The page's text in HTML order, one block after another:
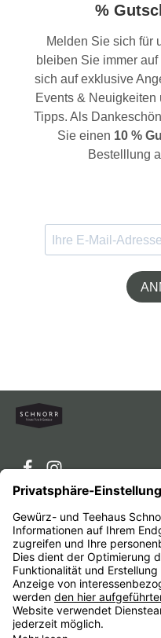
%
Melden Sie sich für
bleiben Sie immer
sich auf exklusive
Events &
Tipps. Als
Sie einen 10 %
Bestelllung
Service-Hotline
Service
Unternehmen